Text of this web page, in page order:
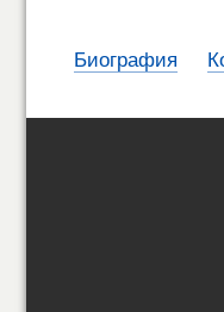
Биография